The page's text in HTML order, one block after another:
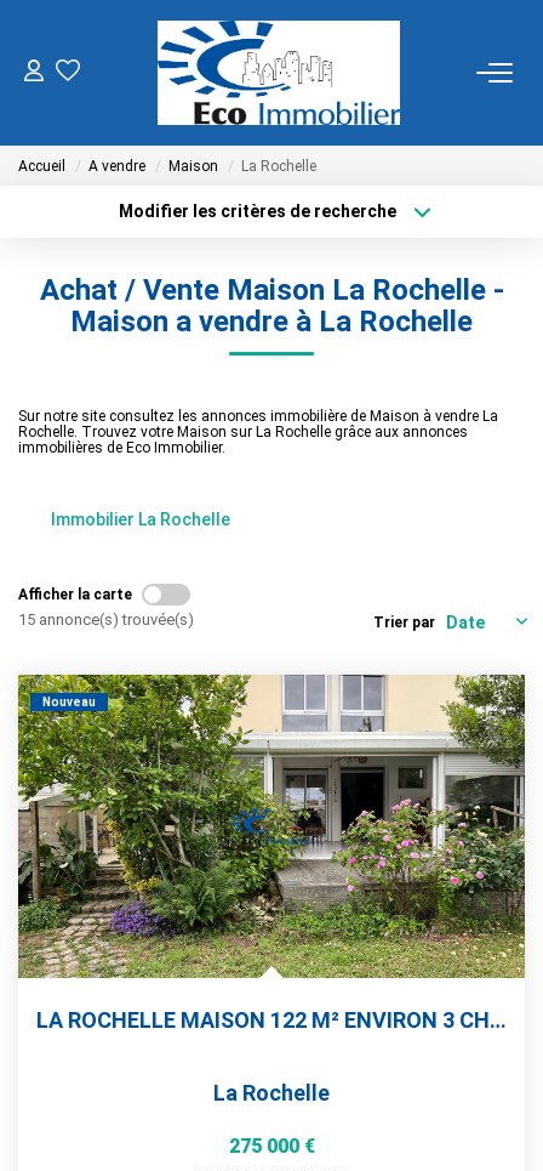
ACHETER
Tous Nos Biens
Fonds De Commerce
LOUER
BIENS VENDUS
Parrainage
NOTRE ÉQUIPE
Qui Sommes-Nous ?
Nous Rejoindre
CONTACT
Accueil A vendre Maison La Rochelle
Modifier les critères de recherche
Type de bien
Budget max Plus de critères
Achat / Vente Maison La Rochelle -
Maison a vendre à La Rochelle
Sur notre site consultez les annonces immobilière de Maison à vendre La
Rochelle. Trouvez votre Maison sur La Rochelle grâce aux annonces
immobilières de Eco Immobilier.
Immobilier La Rochelle
Afficher la carte
15 annonce(s) trouvée(s) Trier par
Nouveau
LA ROCHELLE MAISON 122 M² ENVIRON 3 CHAMBRES ATELIER +...
La Rochelle
275 000 €